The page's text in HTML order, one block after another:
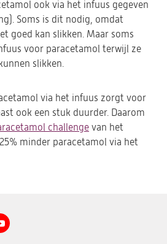
ook via het infuus gegeven
Soms is dit nodig, omdat
goed kan slikken. Maar soms
voor paracetamol terwijl ze
slikken.
via het infuus zorgt voor
ook een stuk duurder. Daarom
challenge (opent
in
van het
minder paracetamol via het
Logo